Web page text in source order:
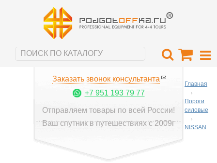
Заказать звонок консультанта
+7 951 193 79 77
Отправляем товары по всей России!
Ваш спутник в путешествиях с 2009г
Главная
Пороги
силовые
NISSAN